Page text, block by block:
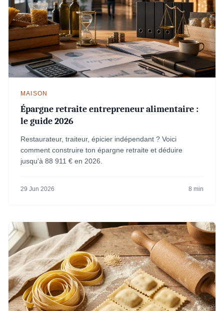
MAISON
Épargne retraite entrepreneur alimentaire :
le guide 2026
Restaurateur, traiteur, épicier indépendant ? Voici
comment construire ton épargne retraite et déduire
jusqu'à 88 911 € en 2026.
29 Jun 2026 8 min